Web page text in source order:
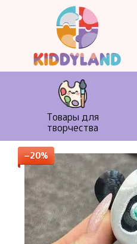
Перейти к основному контенту
Товары для
творчества
−20%